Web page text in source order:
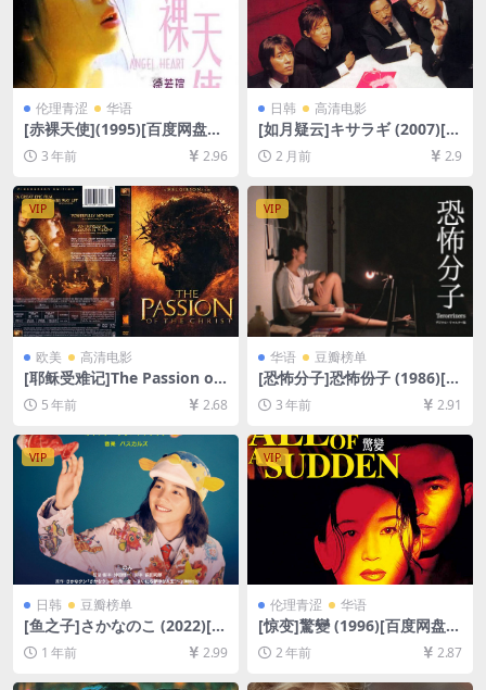
伦理青涩 华语
[赤裸天使](1995)[百度网盘
+迅雷云盘DVD原盘高清未删
减资源][网盘下载][MP4/4.4G
B][粤语中字]【手机/平板无法
在线播放，请使用电脑下载防
和谐压缩包（含解压密码）】
3 年前 2.96
日韩 高清电影
[如月疑云]キサラギ (2007)[百
度网盘+夸克网盘1080P超清
未删减资源][网盘在线播放/下
载][MP4/7.3GB][中文字幕]
2 月前 2.9
VIP
欧美 高清电影
[耶稣受难记]The Passion of
the Christ (2004)127min[百
度网盘+迅雷云盘资源1080P
声中字]
5 年前 2.68
VIP
华语 豆瓣榜单
[恐怖分子]恐怖份子 (1986)[百
度网盘+夸克网盘+迅雷云盘资
源1080P超清未删减][MP4/6
3 年前 2.91
VIP
日韩 豆瓣榜单
[鱼之子]さかなのこ (2022)[百
度网盘+夸克网盘1080P超清
未删减资源][网盘在线播放/下
载][MP4/9.9GB][中文字幕]
1 年前 2.99
VIP
伦理青涩 华语
[惊变]驚變 (1996)[百度网盘
+夸克网盘1080P超清未删减
资源][网盘在线播放/下载][MP
4/6.1GB][粤语中字]
2 年前 2.87